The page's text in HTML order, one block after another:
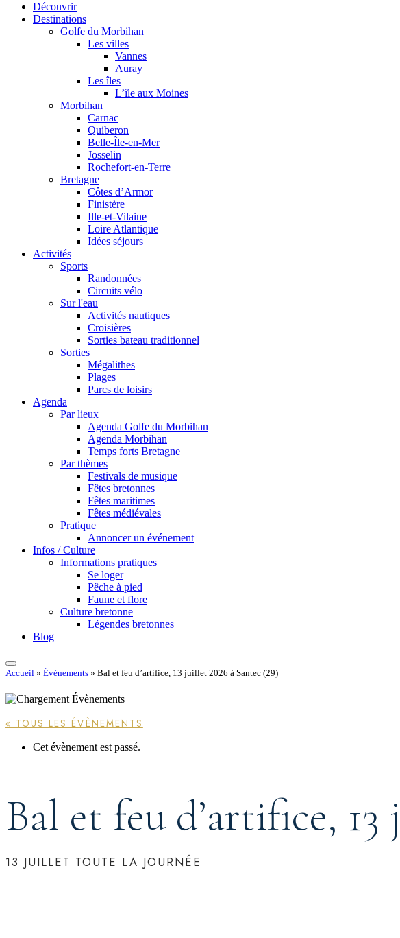
Découvrir
Destinations
Golfe du Morbihan
Les villes
Vannes
Auray
Les îles
L’île aux Moines
Morbihan
Carnac
Quiberon
Belle-Île-en-Mer
Josselin
Rochefort-en-Terre
Bretagne
Côtes d’Armor
Finistère
Ille-et-Vilaine
Loire Atlantique
Idées séjours
Activités
Sports
Randonnées
Circuits vélo
Sur l'eau
Activités nautiques
Croisières
Sorties bateau traditionnel
Sorties
Mégalithes
Plages
Parcs de loisirs
Agenda
Par lieux
Agenda Golfe du Morbihan
Agenda Morbihan
Temps forts Bretagne
Par thèmes
Festivals de musique
Fêtes bretonnes
Fêtes maritimes
Fêtes médiévales
Pratique
Annoncer un événement
Infos / Culture
Informations pratiques
Se loger
Pêche à pied
Faune et flore
Culture bretonne
Légendes bretonnes
Blog
Accueil » Évènements » Bal et feu d’artifice, 13 juillet 2026 à Santec (29)
« TOUS LES ÉVÈNEMENTS
Cet évènement est passé.
Bal et feu d’artifice,
13 JUILLET TOUTE LA JOURNÉE